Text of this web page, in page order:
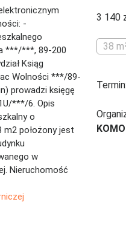
-
***/***, 89-200
Ksiąg
Wolności ***/89-
prowadzi księgę
***/6. Opis
o
m2 położony jest
w
Nieruchomość
3 140
38
Termin: